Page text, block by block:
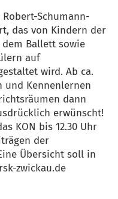
Schumann-
das von Kindern der
Ballett sowie
auf
wird. Ab ca.
und Kennenlernen
dann
erwünscht!
KON bis 12.30 Uhr
der
Übersicht soll in
zwickau.de